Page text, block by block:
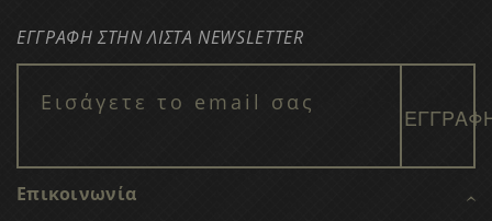
ΕΓΓΡΑΦΗ ΣΤΗΝ ΛΙΣΤΑ NEWSLETTER
Επικοινωνία